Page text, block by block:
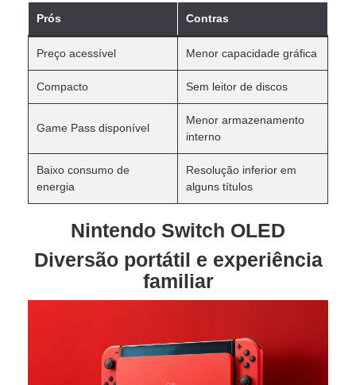
Prós Contras
Preço acessível Menor capacidade gráfica
Compacto Sem leitor de discos
Game Pass disponível
Menor armazenamento
interno
Baixo consumo de
energia
Resolução inferior em
alguns títulos
Nintendo Switch OLED
Diversão portátil e experiência
familiar